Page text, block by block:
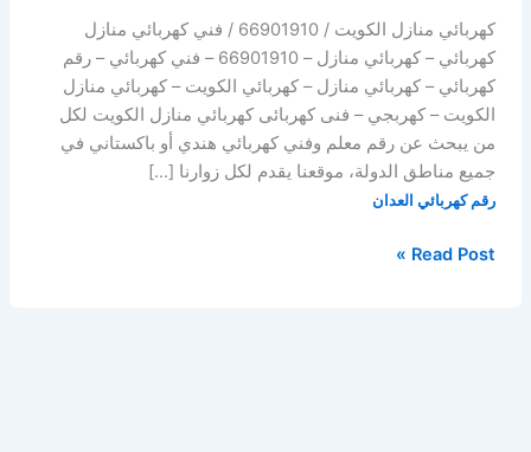
كهربائي منازل الكويت / 66901910 / فني كهربائي منازل
كهربائي – كهربائي منازل – 66901910 – فني كهربائي – رقم
كهربائي – كهربائي منازل – كهربائي الكويت – كهربائي منازل
الكويت – كهربجي – فنى كهربائى كهربائي منازل الكويت لكل
من يبحث عن رقم معلم وفني كهربائي هندي أو باكستاني في
جميع مناطق الدولة، موقعنا يقدم لكل زوارنا […]
رقم كهربائي العدان
رقم
Read Post »